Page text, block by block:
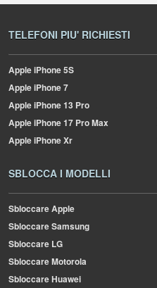
TELEFONI PIU' RICHIESTI
AppleiPhone 5S
AppleiPhone 7
AppleiPhone 13 Pro
AppleiPhone 17 Pro Max
AppleiPhone Xr
SBLOCCA I MODELLI
Sbloccare Apple
Sbloccare Samsung
Sbloccare LG
Sbloccare Motorola
Sbloccare Huawei